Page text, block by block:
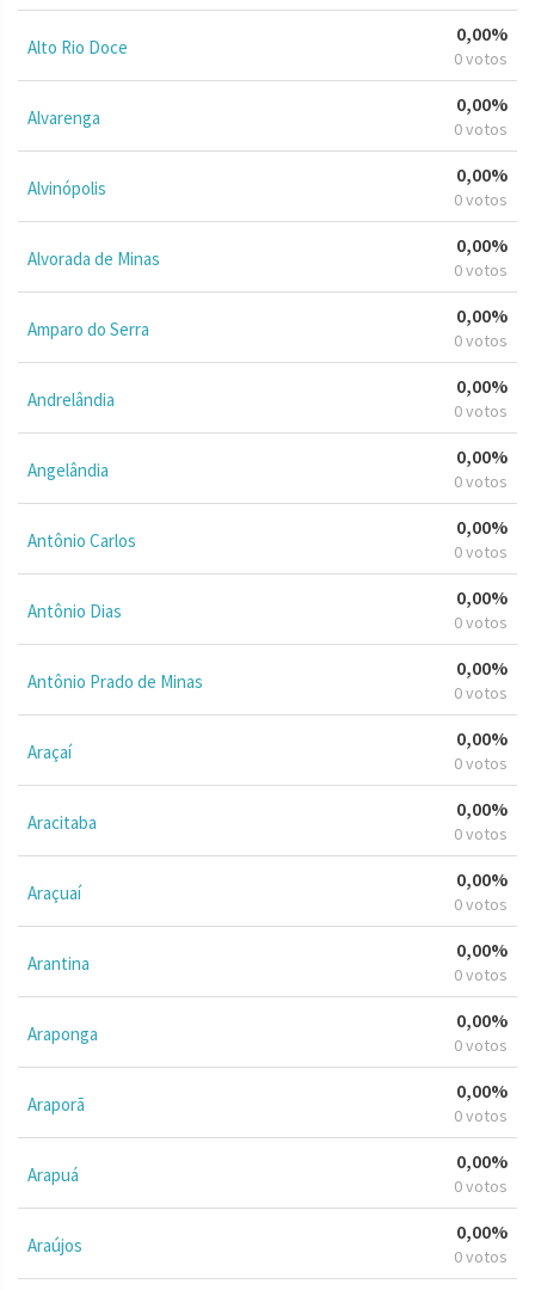
Alto Rio Doce
0,00%
0 votos
Alvarenga
0,00%
0 votos
Alvinópolis
0,00%
0 votos
Alvorada de Minas
0,00%
0 votos
Amparo do Serra
0,00%
0 votos
Andrelândia
0,00%
0 votos
Angelândia
0,00%
0 votos
Antônio Carlos
0,00%
0 votos
Antônio Dias
0,00%
0 votos
Antônio Prado de Minas
0,00%
0 votos
Araçaí
0,00%
0 votos
Aracitaba
0,00%
0 votos
Araçuaí
0,00%
0 votos
Arantina
0,00%
0 votos
Araponga
0,00%
0 votos
Araporã
0,00%
0 votos
Arapuá
0,00%
0 votos
Araújos
0,00%
0 votos